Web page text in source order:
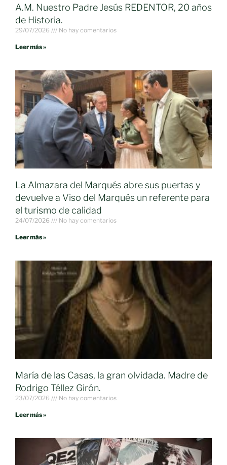
A.M. Nuestro Padre Jesús REDENTOR, 20 años
de Historia.
29/07/2026 No hay comentarios
Leer más »
La Almazara del Marqués abre sus puertas y
devuelve a Viso del Marqués un referente para
el turismo de calidad
24/07/2026 No hay comentarios
Leer más »
María de las Casas, la gran olvidada. Madre de
Rodrigo Téllez Girón.
23/07/2026 No hay comentarios
Leer más »